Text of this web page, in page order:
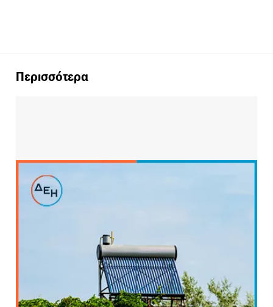
Περισσότερα